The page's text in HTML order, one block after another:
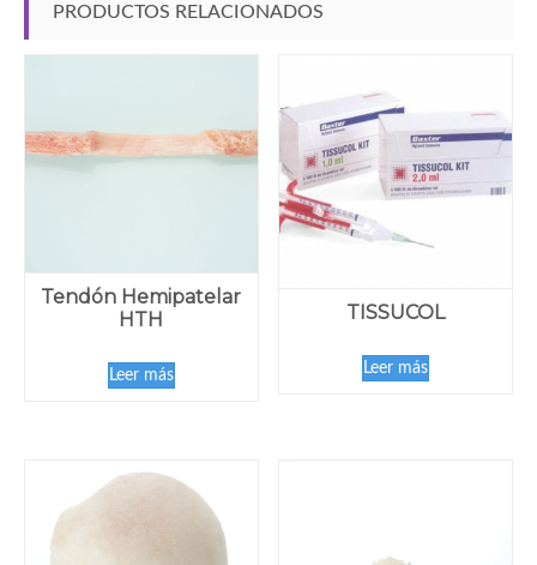
PRODUCTOS RELACIONADOS
Tendón Hemipatelar
HTH
Leer más
TISSUCOL
Leer más